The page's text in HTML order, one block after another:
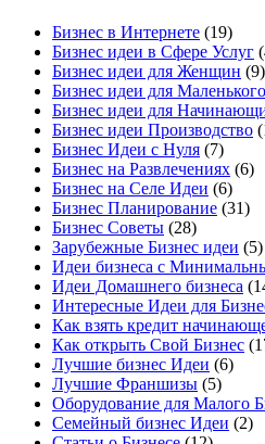
Бизнес в Интернете (19)
Бизнес идеи в Сфере Услуг
Бизнес идеи для Женщин (9)
Бизнес идеи для
Бизнес идеи для
Бизнес идеи Производство
Бизнес Идеи с Нуля (7)
Бизнес на Развлечениях (6)
Бизнес на Селе Идеи (6)
Бизнес Планирование (31)
Бизнес Советы (28)
Зарубежные Бизнес идеи (5)
Идеи бизнеса с
Идеи Домашнего бизнеса
Интересные Идеи для
Как взять кредит
Как открыть Свой Бизнес
Лучшие бизнес Идеи (6)
Лучшие Франшизы (5)
Оборудование для Малого
Семейный бизнес Идеи (2)